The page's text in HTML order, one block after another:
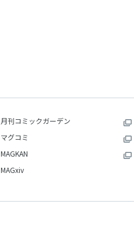
月刊コミックガーデン
マグコミ
MAGKAN
MAGxiv